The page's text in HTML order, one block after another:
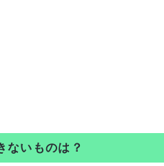
ないものは？